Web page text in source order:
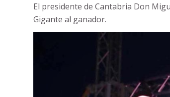
El presidente de Cantabria Don
Gigante al ganador.